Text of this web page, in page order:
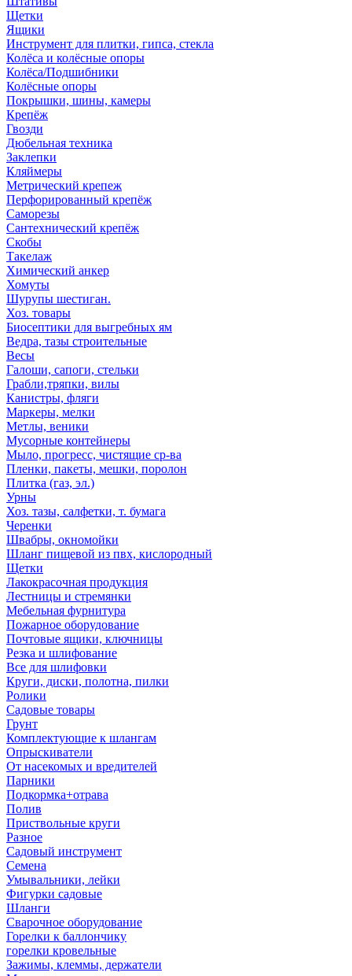
Щетки
Ящики
Инструмент для плитки, гипса, стекла
Колёса и колёсные опоры
Колёса/Подшибники
Колёсные опоры
Покрышки, шины, камеры
Крепёж
Гвозди
Дюбельная техника
Заклепки
Кляймеры
Метрический крепеж
Перфорированный крепёж
Саморезы
Сантехнический крепёж
Скобы
Такелаж
Химический анкер
Хомуты
Шурупы шестиган.
Хоз. товары
Биосептики для выгребных ям
Ведра, тазы строительные
Весы
Галоши, сапоги, стельки
Грабли,тряпки, вилы
Канистры, фляги
Маркеры, мелки
Метлы, веники
Мусорные контейнеры
Мыло, прогресс, чистящие ср-ва
Пленки, пакеты, мешки, поролон
Плитка (газ, эл.)
Урны
Хоз. тазы, салфетки, т. бумага
Черенки
Швабры, окномойки
Шланг пищевой из пвх, кислородный
Щетки
Лакокрасочная продукция
Лестницы и стремянки
Мебельная фурнитура
Пожарное оборудование
Почтовые ящики, ключницы
Резка и шлифование
Все для шлифовки
Круги, диски, полотна, пилки
Ролики
Садовые товары
Грунт
Комплектующие к шлангам
Опрыскиватели
От насекомых и вредителей
Парники
Подкормка+отрава
Полив
Приствольные круги
Разное
Садовый инструмент
Семена
Умывальники, лейки
Фигурки садовые
Шланги
Сварочное оборудование
Горелки к баллончику
горелки кровельные
Зажимы, клеммы, держатели